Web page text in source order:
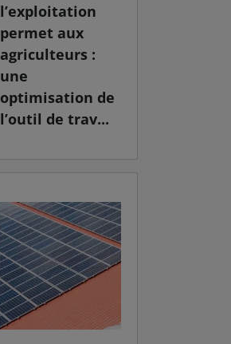
l’exploitation
permet aux
agriculteurs :
une
optimisation de
l’outil de trav...